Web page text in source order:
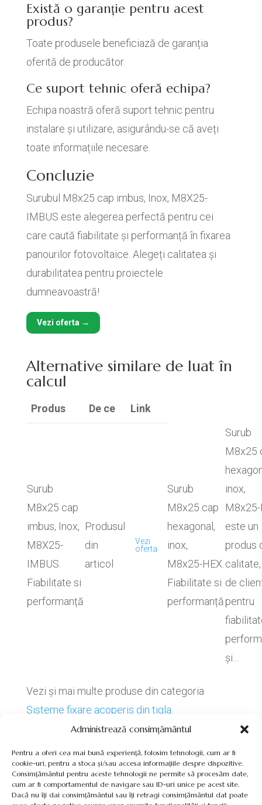
Administrează consimțământul
Pentru a oferi cea mai bună experiență, folosim tehnologii, cum ar fi
cookie-uri, pentru a stoca și/sau accesa informațiile despre dispozitive.
Consimțământul pentru aceste tehnologii ne permite să procesăm date,
cum ar fi comportamentul de navigare sau ID-uri unice pe acest site.
Dacă nu îți dai consimțământul sau îți retragi consimțământul dat poate
Există o garanție pentru acest
produs?
Toate produsele beneficiază de garanția
oferită de producător.
Ce suport tehnic oferă echipa?
Echipa noastră oferă suport tehnic pentru
instalare și utilizare, asigurându-se că aveți
toate informațiile necesare.
Concluzie
Surubul M8x25 cap imbus, Inox, M8X25-
IMBUS este alegerea perfectă pentru cei
care caută fiabilitate și performanță în fixarea
panourilor fotovoltaice. Alegeți calitatea și
durabilitatea pentru proiectele
dumneavoastră!
Vezi oferta →
Alternative similare de luat în
calcul
Produs De ce Link
Surub
M8x25 cap
imbus, Inox,
M8X25-
IMBUS.
Fiabilitate si
performanță
Produsul
din
articol
Vezi
oferta
Surub
M8x25 cap
hexagonal,
inox,
M8x25-HEX.
Fiabilitate si
performanță
Surub
M8x25
inox,
M8x25-
este un
produs
de
pentru
și…
Vezi și mai multe produse din categoria
Sisteme fixare acoperis din tigla
Termeni, Condiții & Protecția Datelor (GDPR)